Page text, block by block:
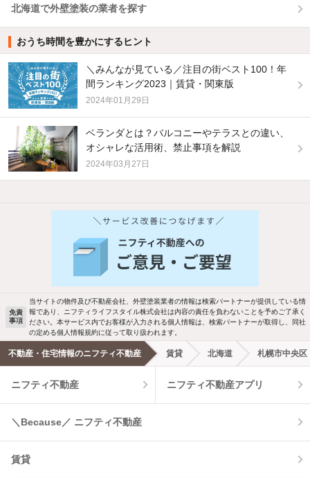
北海道で外壁塗装の業者を探す
おうち時間を豊かにするヒント
＼みんなが見ている／注目の街ベスト100！年
間ランキング2023｜賃貸・関東版
2024年01月29日
ベランダとは？バルコニーやテラスとの違い、
オシャレな活用術、禁止事項を解説
2024年03月27日
他の人はこんな条件で絞り込んでいます！
バス・トイレ別 2階以上
駐車場あり ペット相談
洗濯機置場あり 独立洗面台
エアコンあり 都市ガス
温水洗浄便座 オートロック
コンロ2口以上
新着物件メール通知
検索中の条件の新着物件情報をいち早く
新着メール通知を受け取る
免責
事項
当サイトの物件及び不動産会社、外壁塗装業者の情報は検索パートナーが提供している情
報であり、ニフティライフスタイル株式会社は内容の責任を負わないことを予めご了承く
ださい。本サービス内でお客様が入力される個人情報は、検索パートナーが取得し、同社
の定める個人情報規約に従って取り扱われます。
不動産・住宅情報のニフティ不動産 賃貸 北海道 札幌市中央区
ニフティ不動産 ニフティ不動産アプリ
＼Because／ ニフティ不動産
賃貸